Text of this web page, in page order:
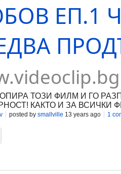
ЕП.1
ТОЗИ ФИЛМ И ГО
КАКТО И ЗА ВСИЧКИ
posted by smallville 13 years ago 1